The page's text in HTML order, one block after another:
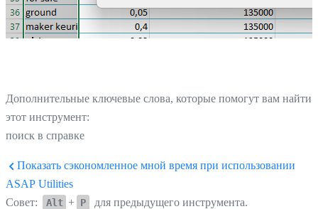
Дополнительные ключевые слова, которые помогут вам найти
этот инструмент:
поиск в справке
Показать сэкономленное мной время при использовании
ASAP Utilities
Совет:
Alt + P для предыдущего инструмента.